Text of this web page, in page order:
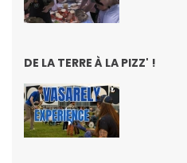
DE LA TERRE À LA PIZZ' !